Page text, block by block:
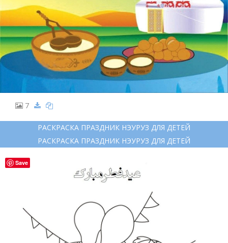
7
РАСКРАСКА ПРАЗДНИК НЭУРУЗ ДЛЯ ДЕТЕЙ
РАСКРАСКА ПРАЗДНИК НЭУРУЗ ДЛЯ ДЕТЕЙ
Save